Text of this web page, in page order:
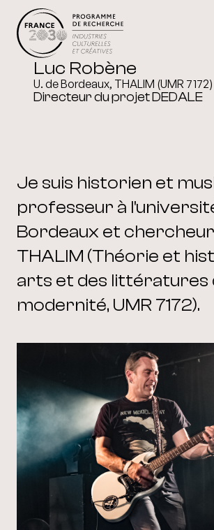
Luc Robène
U. de Bordeaux, THALIM (UMR 7172)
Directeur du projet DEDALE
Je suis historien et
professeur à
Bordeaux et
THALIM (Théorie et
arts et des littératures
modernité, UMR 7172).